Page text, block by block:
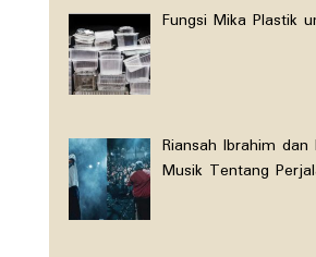
Fungsi Mika Plastik
Riansah Ibrahim dan
Musik Tentang